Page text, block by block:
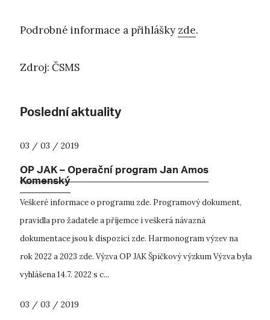
Podrobné informace a přihlášky zde.
Zdroj: ČSMS
Poslední aktuality
03 / 03 / 2019
OP JAK – Operační program Jan Amos
Komenský
Veškeré informace o programu zde. Programový dokument,
pravidla pro žadatele a příjemce i veškerá návazná
dokumentace jsou k dispozici zde. Harmonogram výzev na
rok 2022 a 2023 zde. Výzva OP JAK Špičkový výzkum Výzva byla
vyhlášena 14.7. 2022 s c...
03 / 03 / 2019